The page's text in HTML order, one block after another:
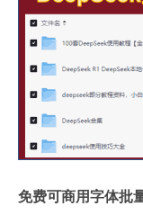
免费可商用字体批